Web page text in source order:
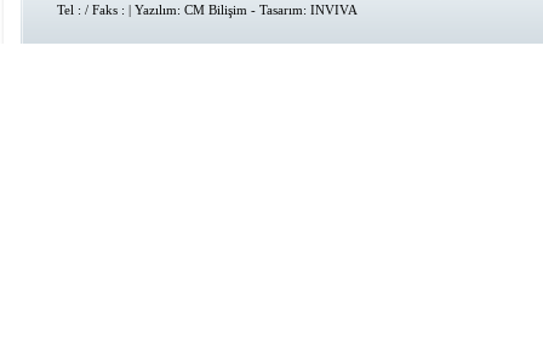
Tel : / Faks : | Yazılım: CM Bilişim - Tasarım: INVIVA